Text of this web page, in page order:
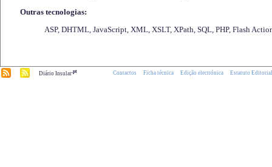
Outras tecnologias:
ASP, DHTML, JavaScript, XML, XSLT, XPath, SQL, PHP, Flash
Diário Insular.pt Contactos Ficha técnica Edição electrónica Estatuto Editorial